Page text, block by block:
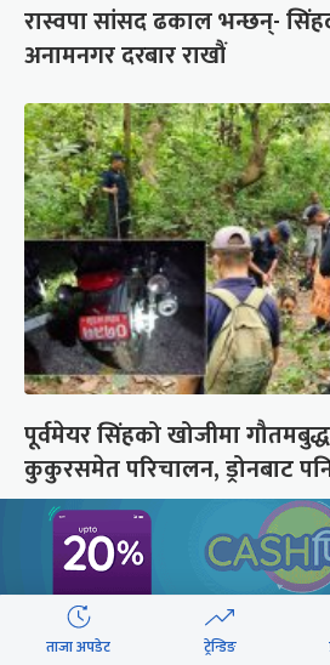
रास्वपा सांसद ढकाल भन्छन्-
अनामनगर दरबार राखौं
पूर्वमेयर सिंहको खोजीमा
कुकुरसमेत परिचालन, ड्रोनबाट
छुटाउनुभयो कि ?
यी दृश्य हेर्न
ताजा अपडेट ट्रेन्डिङ